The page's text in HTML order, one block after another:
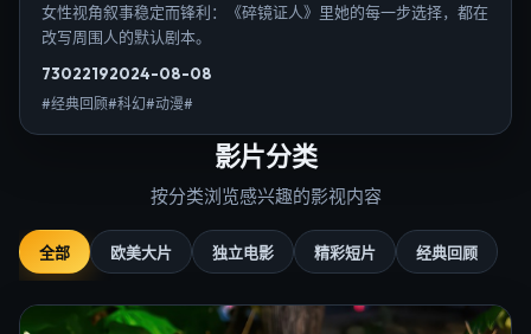
女性视角叙事稳定而锋利：《碎镜证人》里她的每一步选择，都在
改写周围人的默认剧本。
73022192024-08-08
#经典回顾#科幻#动漫#
影片分类
按分类浏览感兴趣的影视内容
全部 欧美大片 独立电影 精彩短片 经典回顾